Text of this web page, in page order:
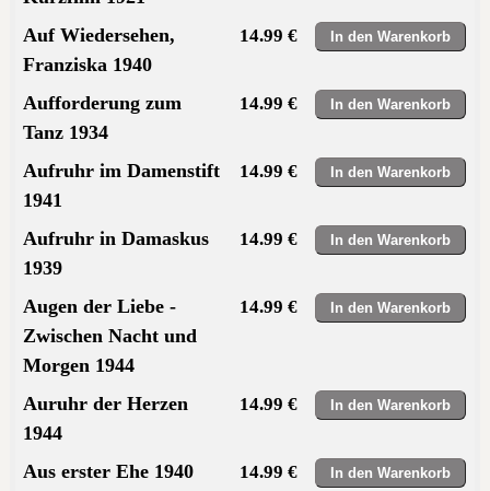
Auf Wiedersehen,
Franziska 1940
14.99 €
Aufforderung zum
Tanz 1934
14.99 €
Aufruhr im Damenstift
1941
14.99 €
Aufruhr in Damaskus
1939
14.99 €
Augen der Liebe -
Zwischen Nacht und
Morgen 1944
14.99 €
Auruhr der Herzen
1944
14.99 €
Aus erster Ehe 1940 14.99 €